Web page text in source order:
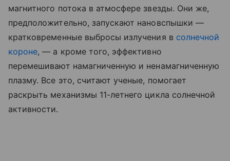
магнитного потока в атмосфере звезды. Они же,
предположительно, запускают нановспышки —
кратковременные выбросы излучения в солнечной
короне, — а кроме того, эффективно
перемешивают намагниченную и ненамагниченную
плазму. Все это, считают ученые, помогает
раскрыть механизмы 11-летнего цикла солнечной
активности.